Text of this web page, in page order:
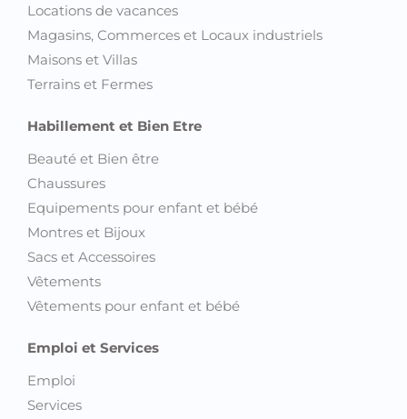
Locations de vacances
Magasins, Commerces et Locaux industriels
Maisons et Villas
Terrains et Fermes
Habillement et Bien Etre
Beauté et Bien être
Chaussures
Equipements pour enfant et bébé
Montres et Bijoux
Sacs et Accessoires
Vêtements
Vêtements pour enfant et bébé
Emploi et Services
Emploi
Services